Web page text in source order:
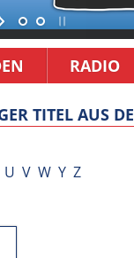
RADIO
TITEL AUS
U V W Y Z